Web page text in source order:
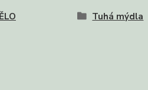
Tuhá mýdla